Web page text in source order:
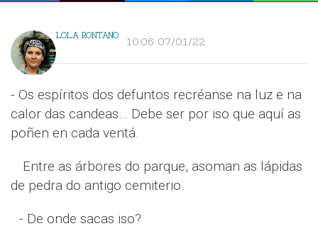
LOLA RONTANO 10:06 07/01/22
- Os espíritos dos defuntos recréanse na luz e na
calor das candeas… Debe ser por iso que aquí as
poñen en cada ventá.
Entre as árbores do parque, asoman as lápidas
de pedra do antigo cemiterio.
- De onde sacas iso?